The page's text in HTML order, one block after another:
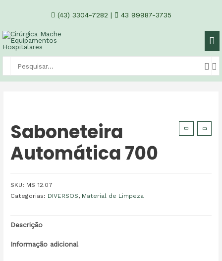
(43) 3304-7282 | 43 99987-3735
Saboneteira
Automática 700
SKU: MS 12.07
Categorias: DIVERSOS, Material de Limpeza
Descrição
Informação adicional